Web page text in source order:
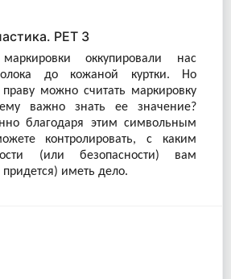
PET 3
оккупировали нас
до кожаной куртки. Но
можно считать маркировку
важно знать ее значение?
благодаря этим символьным
контролировать, с каким
(или безопасности) вам
иметь дело.